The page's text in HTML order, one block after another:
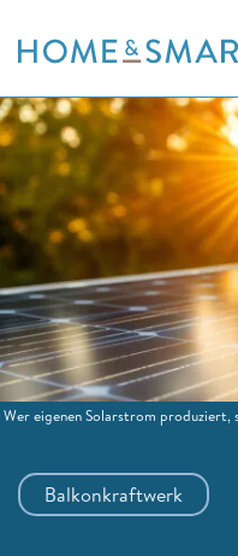
to
Balkonkraftwerk
Wer eigenen Solarstrom produziert,